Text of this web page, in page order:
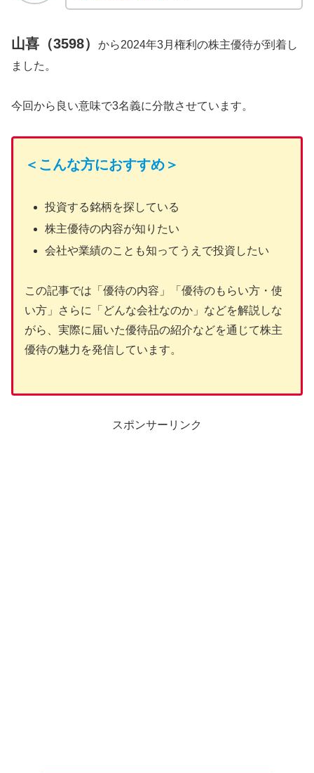
山喜（3598）
から2024年3月権利の株主優待が到着し
ました。
今回から良い意味で3名義に分散させています。
＜こんな方におすすめ＞
投資する銘柄を探している
株主優待の内容が知りたい
会社や業績のことも知ってうえで投資したい
この記事では「優待の内容」「優待のもらい方・使
い方」さらに「どんな会社なのか」などを解説しな
がら、実際に届いた優待品の紹介などを通じて株主
優待の魅力を発信しています。
スポンサーリンク